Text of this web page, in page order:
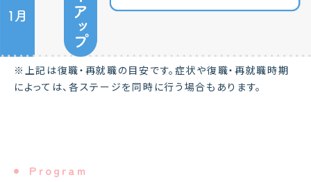
※上記は復職・再就職の目安です。症状や復職・再就職時期
によっては、各ステージを同時に行う場合もあります。
Program